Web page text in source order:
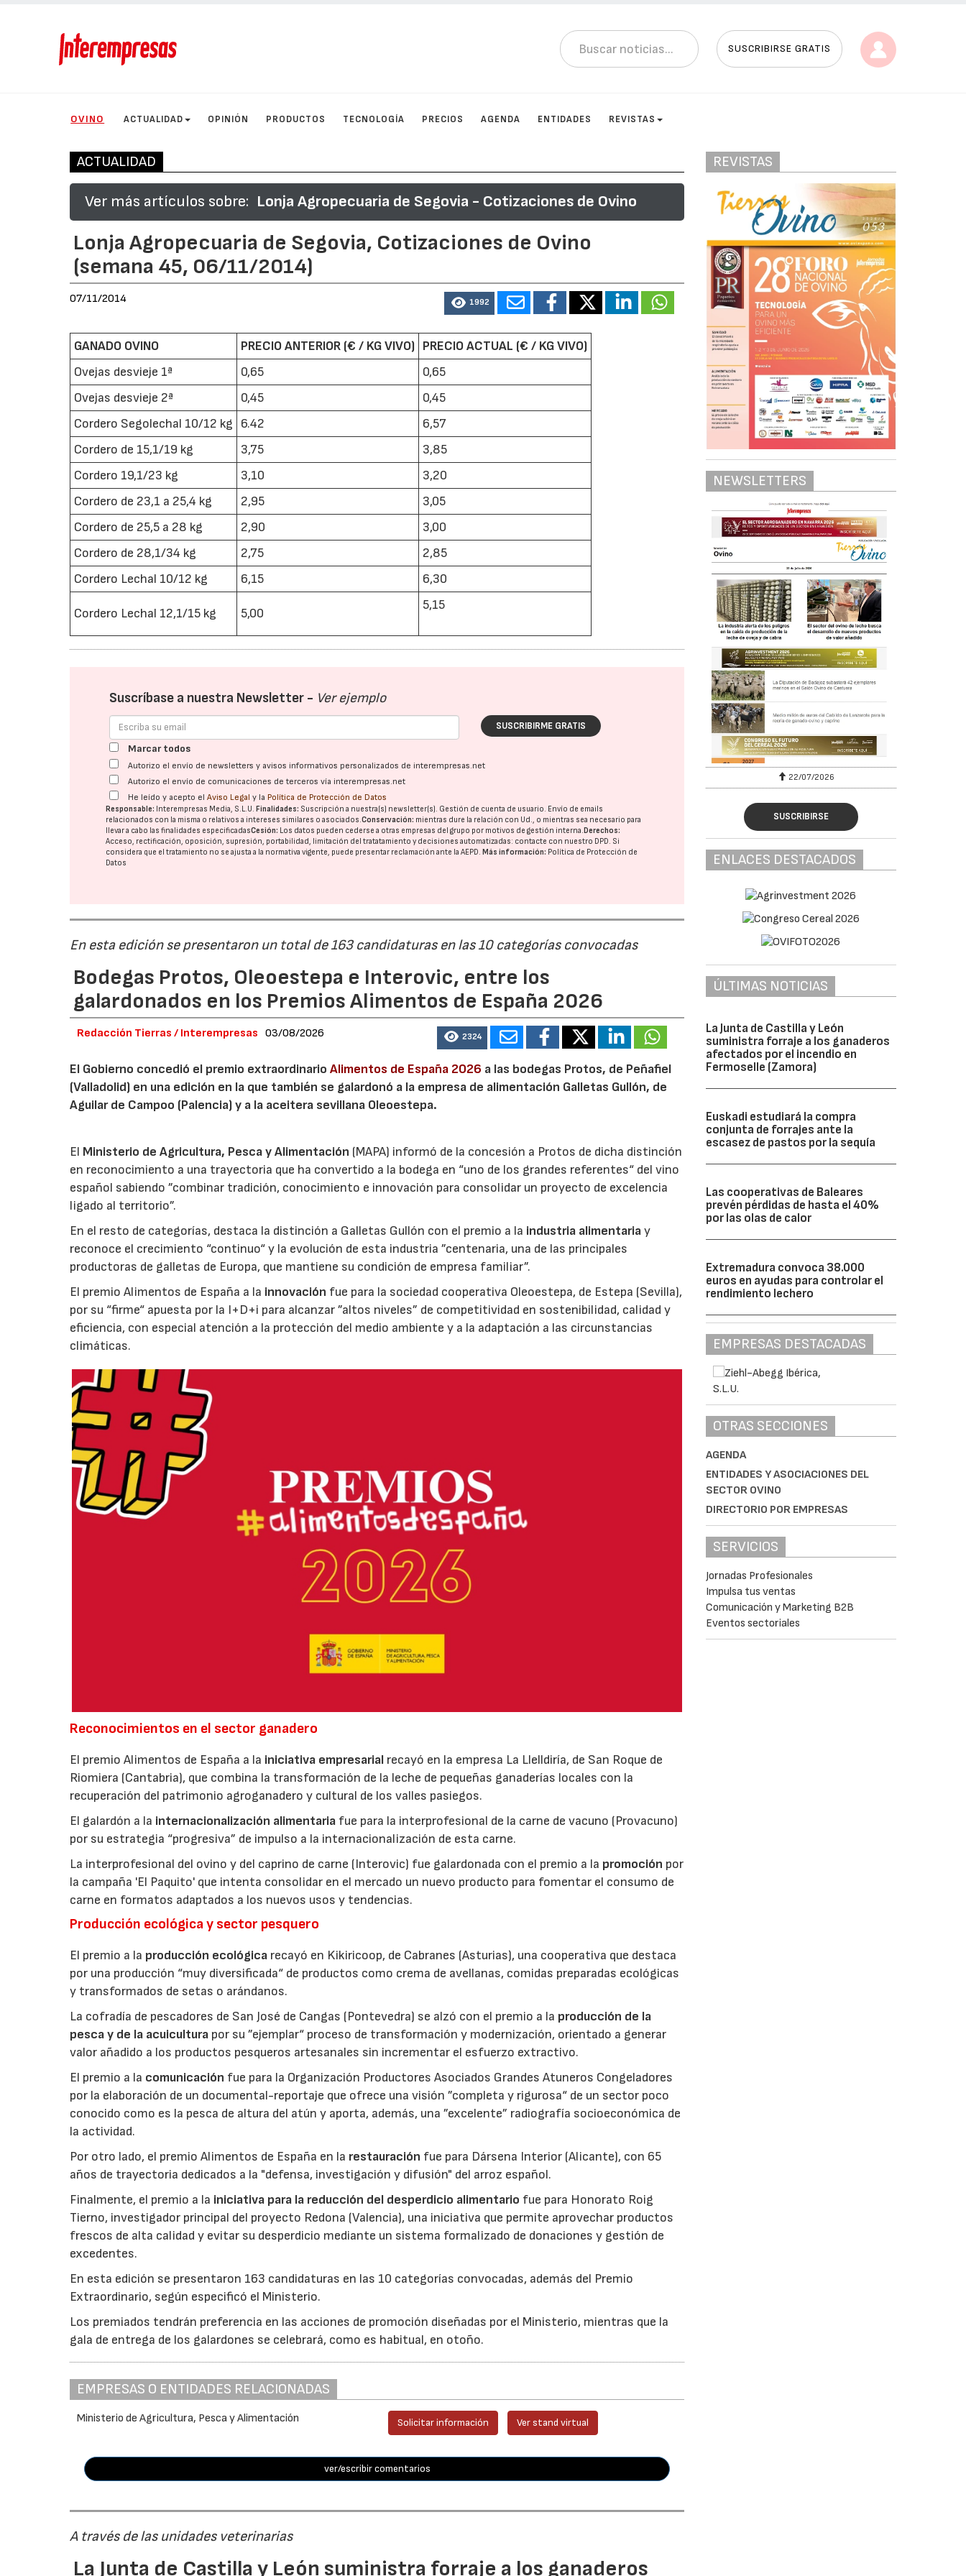
SUSCRIBIRSE GRATIS
OVINO ACTUALIDAD OPINIÓN PRODUCTOS TECNOLOGÍA PRECIOS AGENDA ENTIDADES REVISTAS
ACTUALIDAD
Ver más artículos sobre: Lonja Agropecuaria de Segovia - Cotizaciones de Ovino
Lonja Agropecuaria de Segovia, Cotizaciones de Ovino
(semana 45, 06/11/2014)
07/11/2014 1992
GANADO OVINO PRECIO ANTERIOR (€ / KG VIVO) PRECIO ACTUAL (€ / KG VIVO)
Ovejas desvieje 1ª
0,65
0,65
Ovejas desvieje 2ª
0,45
0,45
Cordero Segolechal 10/12 kg
6.42
6,57
Cordero de 15,1/19 kg
3,75
3,85
Cordero 19,1/23 kg
3,10
3,20
Cordero de 23,1 a 25,4 kg
2,95
3,05
Cordero de 25,5 a 28 kg
2,90
3,00
Cordero de 28,1/34 kg
2,75
2,85
Cordero Lechal 10/12 kg
6,15 6,30
Cordero Lechal 12,1/15 kg 5,00
5,15
Suscríbase a nuestra Newsletter - Ver ejemplo
SUSCRIBIRME GRATIS
Marcar todos
Autorizo el envío de newsletters y avisos informativos personalizados de interempresas.net
Autorizo el envío de comunicaciones de terceros vía interempresas.net
He leído y acepto elAviso Legal y la Política de Protección de Datos
Responsable: Interempresas Media, S.L.U.Finalidades: Suscripción a nuestra(s) newsletter(s). Gestión de cuenta de usuario. Envío de emails
relacionados con la misma o relativos a intereses similares o asociados.Conservación: mientras dure la relación con Ud., o mientras sea necesario para
llevar a cabo las finalidades especificadasCesión: Los datos pueden cederse a otras empresas del grupo por motivos de gestión interna.Derechos:
Acceso, rectificación, oposición, supresión, portabilidad, limitación del tratatamiento y decisiones automatizadas: contacte con nuestro DPD. Si
considera que el tratamiento no se ajusta a la normativa vigente, puede presentar reclamación ante laAEPD.Más información: Política de Protección de
Datos
En esta edición se presentaron un total de 163 candidaturas en las 10 categorías convocadas
Bodegas Protos, Oleoestepa e Interovic, entre los
galardonados en los Premios Alimentos de España 2026
Redacción Tierras / Interempresas 03/08/2026 2324
El Gobierno concedió el premio extraordinarioAlimentos de España 2026 a las bodegas Protos, de Peñafiel
(Valladolid) en una edición en la que también se galardonó a la empresa de alimentación Galletas Gullón, de
Aguilar de Campoo (Palencia) y a la aceitera sevillana Oleoestepa.
El Ministerio de Agricultura, Pesca y Alimentación (MAPA) informó de la concesión a Protos de dicha distinción
en reconocimiento a una trayectoria que ha convertido a la bodega en “uno de los grandes referentes“ del vino
español sabiendo ”combinar tradición, conocimiento e innovación para consolidar un proyecto de excelencia
ligado al territorio”.
En el resto de categorías, destaca la distinción a Galletas Gullón con el premio a la industria alimentariay
reconoce el crecimiento “continuo“ y la evolución de esta industria ”centenaria, una de las principales
productoras de galletas de Europa, que mantiene su condición de empresa familiar”.
El premio Alimentos de España a la innovación fue para la sociedad cooperativa Oleoestepa, de Estepa (Sevilla),
por su “firme“ apuesta por la I+D+i para alcanzar ”altos niveles” de competitividad en sostenibilidad, calidad y
eficiencia, con especial atención a la protección del medio ambiente y a la adaptación a las circunstancias
climáticas.
Reconocimientos en el sector ganadero
El premio Alimentos de España a la iniciativa empresarial recayó en la empresa La Llelldiría, de San Roque de
Riomiera (Cantabria), que combina la transformación de la leche de pequeñas ganaderías locales con la
recuperación del patrimonio agroganadero y cultural de los valles pasiegos.
El galardón a la internacionalización alimentaria fue para la interprofesional de la carne de vacuno (Provacuno)
por su estrategia “progresiva” de impulso a la internacionalización de esta carne.
La interprofesional del ovino y del caprino de carne (Interovic) fue galardonada con el premio a la promoción por
la campaña 'El Paquito' que intenta consolidar en el mercado un nuevo producto para fomentar el consumo de
carne en formatos adaptados a los nuevos usos y tendencias.
Producción ecológica y sector pesquero
El premio a la producción ecológica recayó en Kikiricoop, de Cabranes (Asturias), una cooperativa que destaca
por una producción “muy diversificada“ de productos como crema de avellanas, comidas preparadas ecológicas
y transformados de setas o arándanos.
La cofradía de pescadores de San José de Cangas (Pontevedra) se alzó con el premio a la producción de la
pesca y de la acuicultura por su ”ejemplar“ proceso de transformación y modernización, orientado a generar
valor añadido a los productos pesqueros artesanales sin incrementar el esfuerzo extractivo.
El premio a la comunicación fue para la Organización Productores Asociados Grandes Atuneros Congeladores
por la elaboración de un documental-reportaje que ofrece una visión ”completa y rigurosa“ de un sector poco
conocido como es la pesca de altura del atún y aporta, además, una ”excelente” radiografía socioeconómica de
la actividad.
Por otro lado, el premio Alimentos de España en la restauración fue para Dársena Interior (Alicante), con 65
años de trayectoria dedicados a la "defensa, investigación y difusión" del arroz español.
Finalmente, el premio a la iniciativa para la reducción del desperdicio alimentario fue para Honorato Roig
Tierno, investigador principal del proyecto Redona (Valencia), una iniciativa que permite aprovechar productos
frescos de alta calidad y evitar su desperdicio mediante un sistema formalizado de donaciones y gestión de
excedentes.
En esta edición se presentaron 163 candidaturas en las 10 categorías convocadas, además del Premio
Extraordinario, según especificó el Ministerio.
Los premiados tendrán preferencia en las acciones de promoción diseñadas por el Ministerio, mientras que la
gala de entrega de los galardones se celebrará, como es habitual, en otoño.
EMPRESAS O ENTIDADES RELACIONADAS
Ministerio de Agricultura, Pesca y Alimentación Solicitar información Ver stand virtual
ver/escribir comentarios
A través de las unidades veterinarias
La Junta de Castilla y León suministra forraje a los ganaderos
REVISTAS
NEWSLETTERS
22/07/2026
SUSCRIBIRSE
ENLACES DESTACADOS
ÚLTIMAS NOTICIAS
La Junta de Castilla y León
suministra forraje a los ganaderos
afectados por el incendio en
Fermoselle (Zamora)
Euskadi estudiará la compra
conjunta de forrajes ante la
escasez de pastos por la sequía
Las cooperativas de Baleares
prevén pérdidas de hasta el 40%
por las olas de calor
Extremadura convoca 38.000
euros en ayudas para controlar el
rendimiento lechero
EMPRESAS DESTACADAS
OTRAS SECCIONES
AGENDA
ENTIDADES Y ASOCIACIONES DEL
SECTOR OVINO
DIRECTORIO POR EMPRESAS
SERVICIOS
Jornadas Profesionales
Impulsa tus ventas
Comunicación y Marketing B2B
Eventos sectoriales